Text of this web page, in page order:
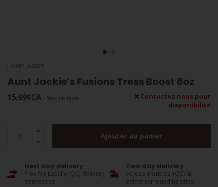
AUNT JACKIE'S
Aunt Jackie's Fusions Tress Boost 8oz
15,99$CA Sans les taxes
Contactez nous pour
disponibilité
Ajouter au panier
Next day delivery
Free for LaSalle (QC) delivery
addresses
Two day delivery
Across Montreal (QC) &
select surrounding cities